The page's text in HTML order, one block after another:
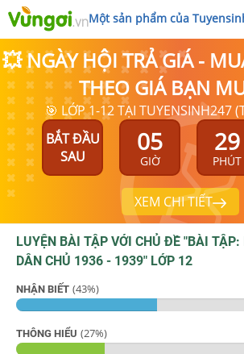
Một sản phẩm của
💥 NGÀY HỘI TRẢ GIÁ -
THEO GIÁ BẠN
🎯 LỚP 1-12 TẠI TUYENSINH247
BẮT ĐẦU
SAU
05
GIỜ
29
PHÚT
XEM CHI TIẾT
LUYỆN BÀI TẬP VỚI CHỦ ĐỀ "BÀI TẬP:
DÂN CHỦ 1936 - 1939" LỚP 12
NHẬN BIẾT (43%)
THÔNG HIỂU (27%)